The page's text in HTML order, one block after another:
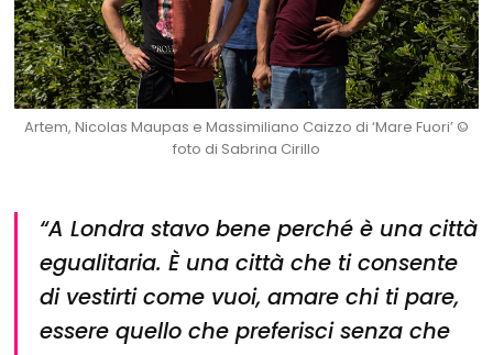
Artem, Nicolas Maupas e Massimiliano Caizzo di ‘Mare Fuori’ ©
foto di Sabrina Cirillo
“A Londra stavo bene perché è una città
egualitaria. È una città che ti consente
di vestirti come vuoi, amare chi ti pare,
essere quello che preferisci senza che